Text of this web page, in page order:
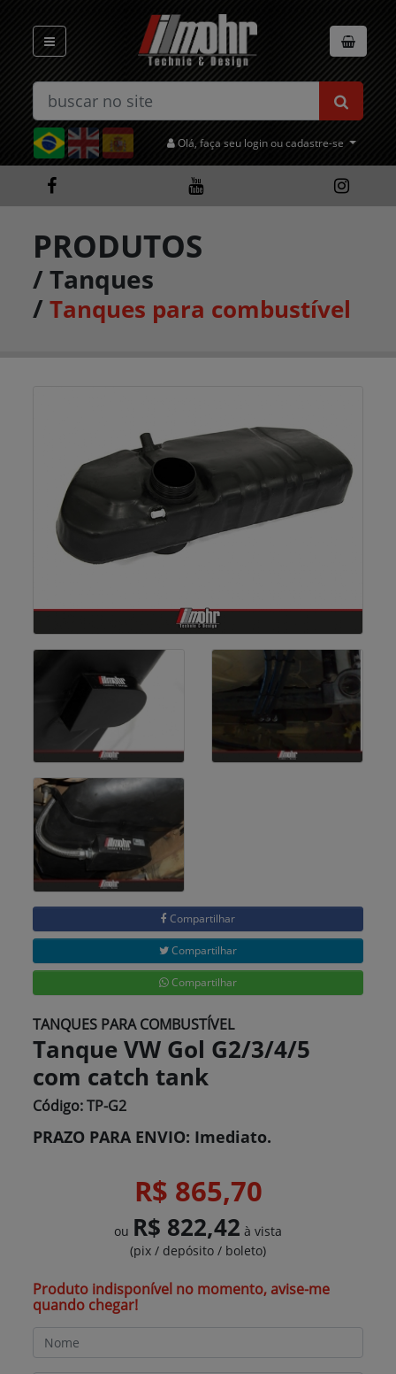
Olá, faça seu login ou cadastre-se
PRODUTOS
/Tanques
/Tanques para combustível
Compartilhar
Compartilhar
Compartilhar
TANQUES PARA COMBUSTÍVEL
Tanque VW Gol G2/3/4/5
com catch tank
Código: TP-G2
PRAZO PARA ENVIO: Imediato.
R$ 865,70
ou R$ 822,42 à vista
(pix / depósito / boleto)
Produto indisponível no momento, avise-me
quando chegar!